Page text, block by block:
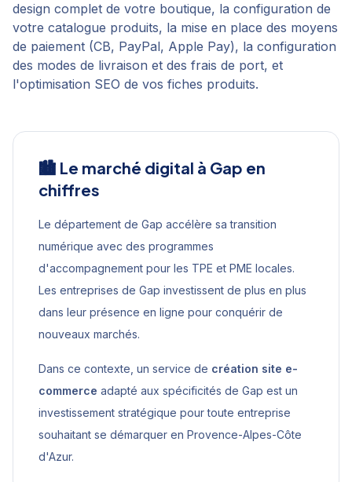
design complet de votre boutique, la configuration de
votre catalogue produits, la mise en place des moyens
de paiement (CB, PayPal, Apple Pay), la configuration
des modes de livraison et des frais de port, et
l'optimisation SEO de vos fiches produits.
🏙️ Le marché digital à Gap en
chiffres
Le département de Gap accélère sa transition
numérique avec des programmes
d'accompagnement pour les TPE et PME locales.
Les entreprises de Gap investissent de plus en plus
dans leur présence en ligne pour conquérir de
nouveaux marchés.
Dans ce contexte, un service de création site e-
commerce adapté aux spécificités de Gap est un
investissement stratégique pour toute entreprise
souhaitant se démarquer en Provence-Alpes-Côte
d'Azur.